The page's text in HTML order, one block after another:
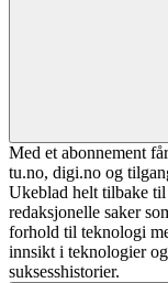
Med et abonnement
tu.no, digi.no og
Ukeblad helt tilbake
redaksjonelle saker
forhold til teknologi
innsikt i teknologier
suksesshistorier.